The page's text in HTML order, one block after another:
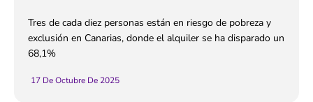
Tres de cada diez personas están en riesgo de pobreza y
exclusión en Canarias, donde el alquiler se ha disparado un
68,1%
17 De Octubre De 2025